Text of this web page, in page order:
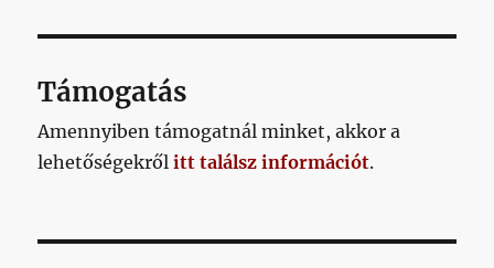
Támogatás
Amennyiben támogatnál minket, akkor a
lehetőségekrőlitt találsz információt.